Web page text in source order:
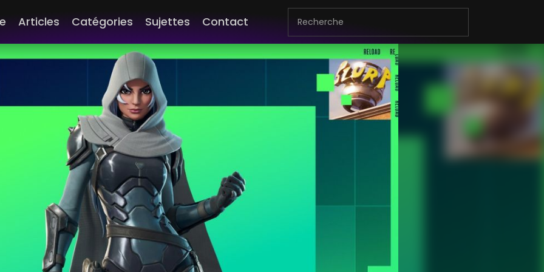
Articles Catégories Sujettes Contact